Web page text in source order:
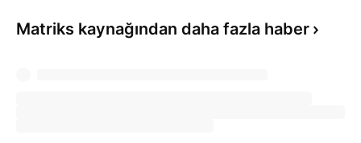
Matriks kaynağından daha fazla haber